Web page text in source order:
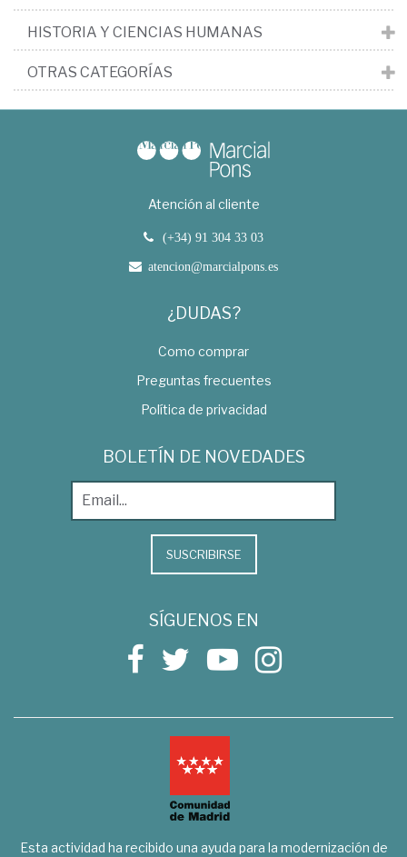
HISTORIA Y CIENCIAS HUMANAS
OTRAS CATEGORÍAS
Atención al cliente
(+34) 91 304 33 03
atencion@marcialpons.es
¿DUDAS?
Como comprar
Preguntas frecuentes
Política de privacidad
BOLETÍN DE NOVEDADES
SUSCRIBIRSE
SÍGUENOS EN
Esta actividad ha recibido una ayuda para la modernización de